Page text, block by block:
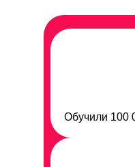
Обучили 100